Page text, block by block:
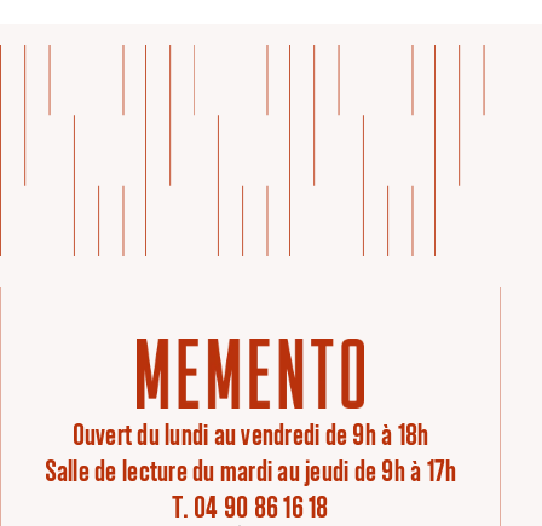
Ouvert du lundi au vendredi de 9h à 18h
Salle de lecture du mardi au jeudi de 9h à 17h
T. 04 90 86 16 18